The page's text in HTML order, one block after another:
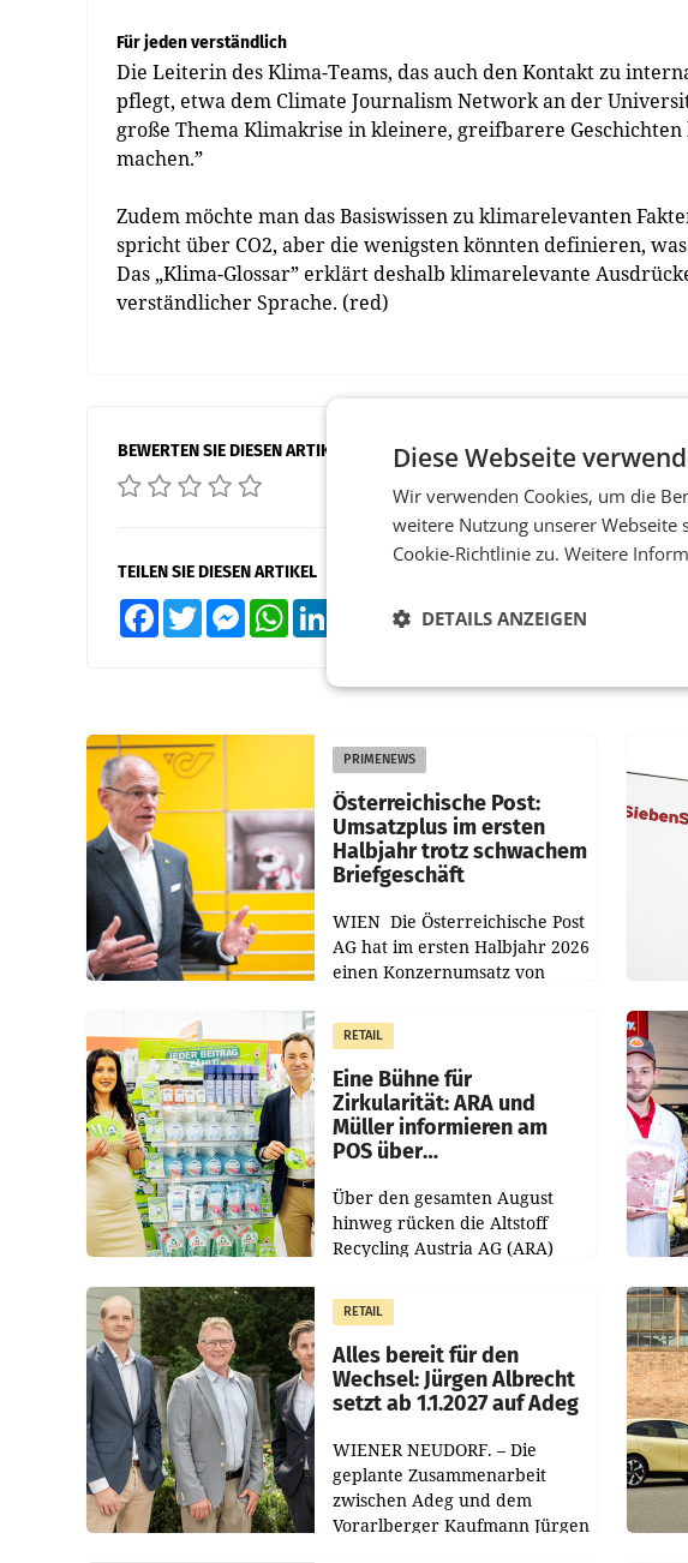
Für jeden verständlich
Die Leiterin des Klima-Teams, das auch den Kontakt zu
pflegt, etwa dem Climate Journalism Network an der
große Thema Klimakrise in kleinere, greifbarere
machen.”
Zudem möchte man das Basiswissen zu klimarelevanten
spricht über CO2, aber die wenigsten könnten definieren, was
Das „Klima-Glossar” erklärt deshalb klimarelevante
verständlicher Sprache. (red)
BEWERTEN SIE DIESEN ARTIKEL
TEILEN SIE DIESEN ARTIKEL
FacebookTwitter MessengerWhatsApp XING
PRIMENEWS
Österreichische Post:
Umsatzplus im ersten
Halbjahr trotz schwachem
Briefgeschäft
WIEN Die Österreichische Post
AG hat im ersten Halbjahr 2026
einen Konzernumsatz von
erwirtschaftet, was einem Plus
von 3,8 Prozent gegenüber
dem Vergleichszeitraum
RETAIL
Eine Bühne für
Zirkularität: ARA und
Müller informieren am
POS über
Über den gesamten August
hinweg rücken die Altstoff
Recycling Austria AG (ARA)
Müller die Initiative „Kreislauf-
Helden“ in allen
österreichischen Müller-Filialen
RETAIL
Alles bereit für den
Wechsel: Jürgen Albrecht
setzt ab 1.1.2027 auf Adeg
WIENER NEUDORF. – Die
geplante Zusammenarbeit
zwischen Adeg und dem
Vorarlberger Kaufmann Jürgen
Diese Webseite
Wir verwenden Cookies, um die
weitere Nutzung unserer Webseite
Cookie-Richtlinie zu. Weitere
DETAILS ANZEIGEN